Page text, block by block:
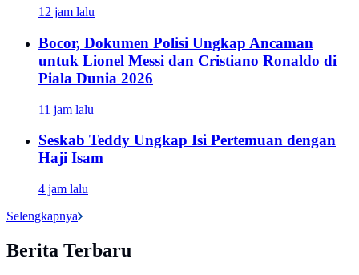
12 jam lalu
Bocor, Dokumen Polisi Ungkap Ancaman
untuk Lionel Messi dan Cristiano Ronaldo di
Piala Dunia 2026
11 jam lalu
Seskab Teddy Ungkap Isi Pertemuan dengan
Haji Isam
4 jam lalu
Selengkapnya
Berita Terbaru